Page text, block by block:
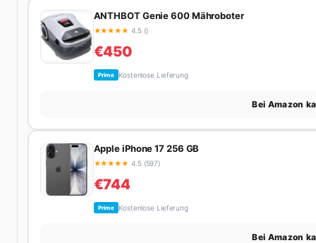
ANTHBOT Genie 600 Mähroboter
★★★★★ 4.5 ()
€450
Prime Kostenlose Lieferung
Bei Amazon
Apple iPhone 17 256 GB
★★★★★ 4.5 (597)
€744
Prime Kostenlose Lieferung
Bei Amazon